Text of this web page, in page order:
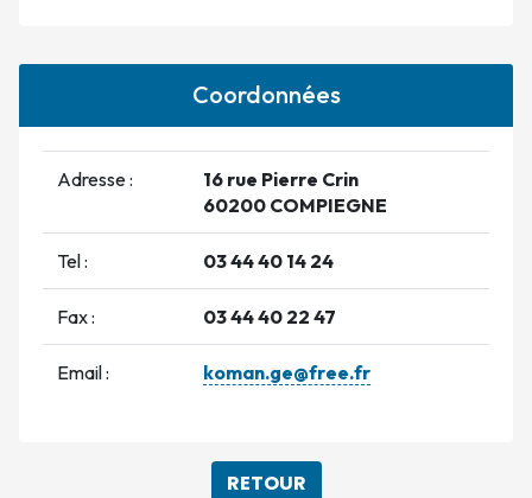
Coordonnées
Adresse :
16 rue Pierre Crin
60200 COMPIEGNE
Tel : 03 44 40 14 24
Fax : 03 44 40 22 47
Email : koman.ge@free.fr
RETOUR